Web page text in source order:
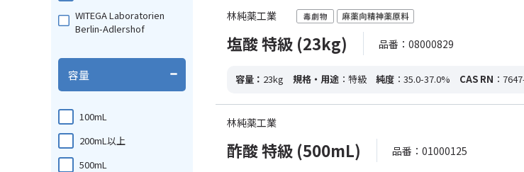
WITEGA Laboratorien
Berlin-Adlershof
容量
100mL
200mL以上
500mL
林純薬工業
塩酸 特級 (23kg) 品番：08000829
容量： 23kg 規格・用途 ：特級 純度 ：35.0-37.0% CAS RN ：
林純薬工業
酢酸 特級 (500mL) 品番：01000125